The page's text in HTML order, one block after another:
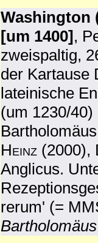
Washington
[um 1400],
zweispaltig,
der Kartause
lateinische
(um 1230/
Heinz (2000),
Anglicus.
rerum' (=